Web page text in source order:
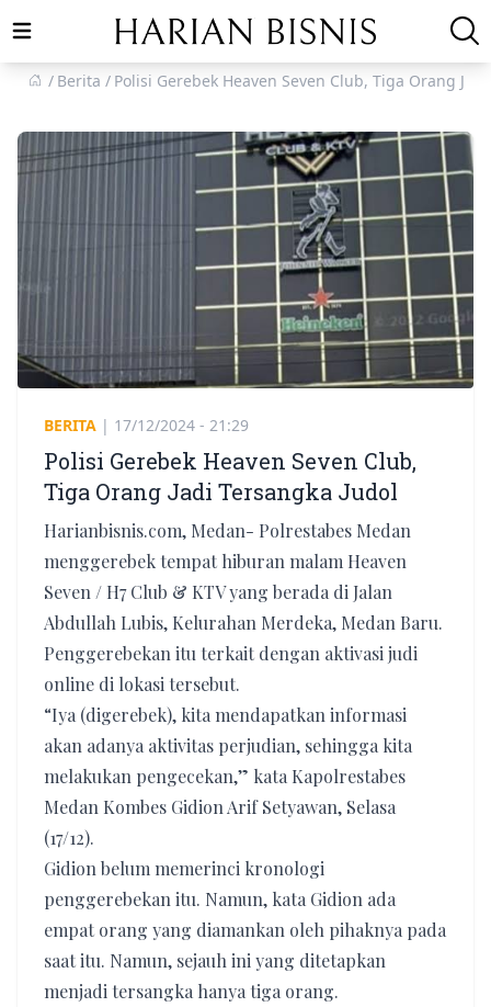
Open main menu
Berita
Polisi Gerebek Heaven Seven Club, Tiga Orang
BERITA | 17/12/2024 - 21:29
Polisi Gerebek Heaven Seven Club,
Tiga Orang Jadi Tersangka Judol
Harianbisnis.com, Medan- Polrestabes Medan
menggerebek tempat hiburan malam Heaven
Seven / H7 Club & KTV yang berada di Jalan
Abdullah Lubis, Kelurahan Merdeka, Medan Baru.
Penggerebekan itu terkait dengan aktivasi judi
online di lokasi tersebut.
“Iya (digerebek), kita mendapatkan informasi
akan adanya aktivitas perjudian, sehingga kita
melakukan pengecekan,” kata Kapolrestabes
Medan Kombes Gidion Arif Setyawan, Selasa
(17/12).
Gidion belum memerinci kronologi
penggerebekan itu. Namun, kata Gidion ada
empat orang yang diamankan oleh pihaknya pada
saat itu. Namun, sejauh ini yang ditetapkan
menjadi tersangka hanya tiga orang.